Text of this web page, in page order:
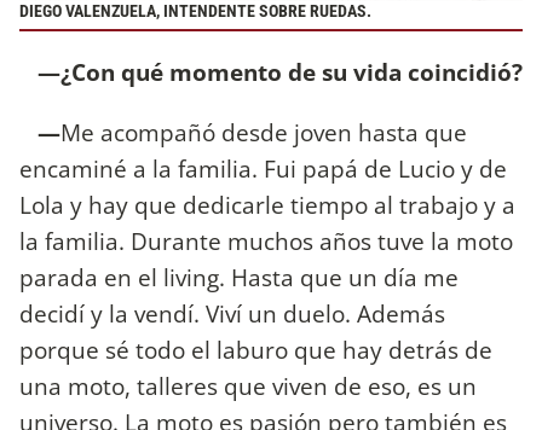
DIEGO VALENZUELA, INTENDENTE SOBRE RUEDAS.
—¿Con qué momento de su vida coincidió?
—Me acompañó desde joven hasta que
encaminé a la familia. Fui papá de Lucio y de
Lola y hay que dedicarle tiempo al trabajo y a
la familia. Durante muchos años tuve la moto
parada en el living. Hasta que un día me
decidí y la vendí. Viví un duelo. Además
porque sé todo el laburo que hay detrás de
una moto, talleres que viven de eso, es un
universo. La moto es pasión pero también es